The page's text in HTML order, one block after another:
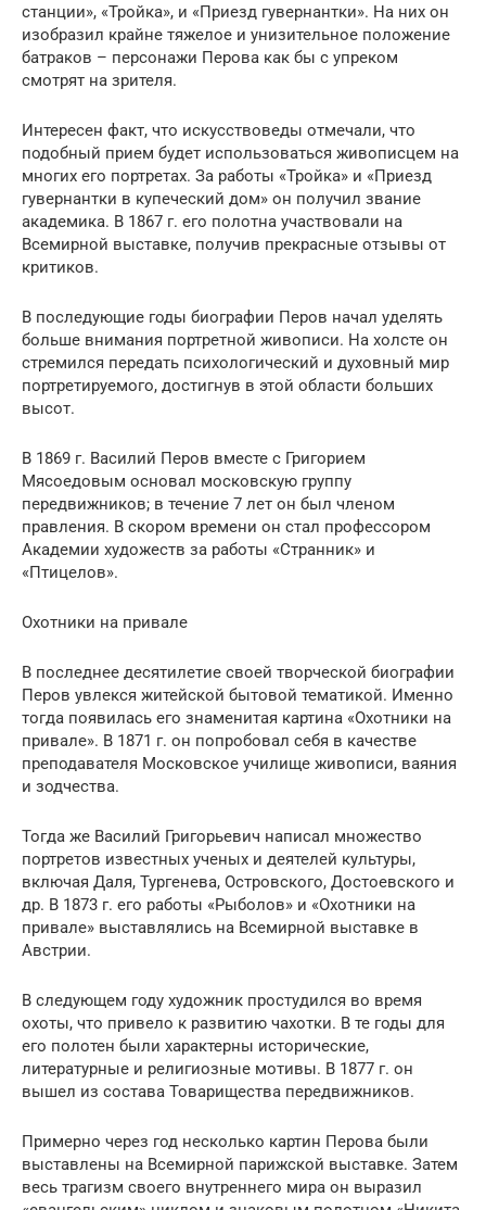
станции», «Тройка», и «Приезд гувернантки». На них он
изобразил крайне тяжелое и унизительное положение
батраков – персонажи Перова как бы с упреком
смотрят на зрителя.
Интересен факт, что искусствоведы отмечали, что
подобный прием будет использоваться живописцем на
многих его портретах. За работы «Тройка» и «Приезд
гувернантки в купеческий дом» он получил звание
академика. В 1867 г. его полотна участвовали на
Всемирной выставке, получив прекрасные отзывы от
критиков.
В последующие годы биографии Перов начал уделять
больше внимания портретной живописи. На холсте он
стремился передать психологический и духовный мир
портретируемого, достигнув в этой области больших
высот.
В 1869 г. Василий Перов вместе с Григорием
Мясоедовым основал московскую группу
передвижников; в течение 7 лет он был членом
правления. В скором времени он стал профессором
Академии художеств за работы «Странник» и
«Птицелов».
Охотники на привале
В последнее десятилетие своей творческой биографии
Перов увлекся житейской бытовой тематикой. Именно
тогда появилась его знаменитая картина «Охотники на
привале». В 1871 г. он попробовал себя в качестве
преподавателя Московское училище живописи, ваяния
и зодчества.
Тогда же Василий Григорьевич написал множество
портретов известных ученых и деятелей культуры,
включая Даля, Тургенева, Островского, Достоевского и
др. В 1873 г. его работы «Рыболов» и «Охотники на
привале» выставлялись на Всемирной выставке в
Австрии.
В следующем году художник простудился во время
охоты, что привело к развитию чахотки. В те годы для
его полотен были характерны исторические,
литературные и религиозные мотивы. В 1877 г. он
вышел из состава Товарищества передвижников.
Примерно через год несколько картин Перова были
выставлены на Всемирной парижской выставке. Затем
весь трагизм своего внутреннего мира он выразил